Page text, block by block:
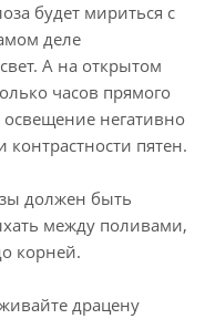
будет мириться с
деле
А на открытом
часов прямого
освещение негативно
контрастности пятен.
должен быть
между поливами,
корней.
драцену